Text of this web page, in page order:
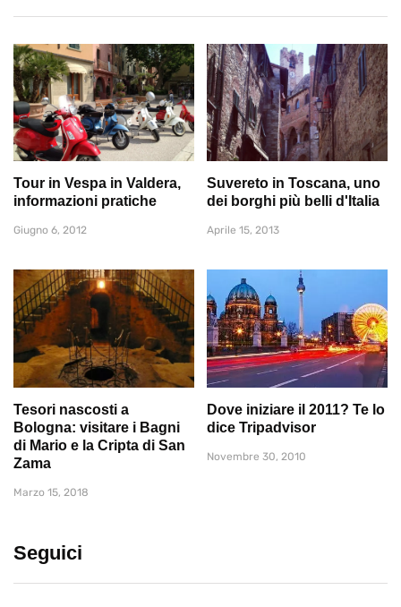
Tour in Vespa in Valdera,
informazioni pratiche
Giugno 6, 2012
Suvereto in Toscana, uno
dei borghi più belli d'Italia
Aprile 15, 2013
Tesori nascosti a
Bologna: visitare i Bagni
di Mario e la Cripta di San
Zama
Marzo 15, 2018
Dove iniziare il 2011? Te lo
dice Tripadvisor
Novembre 30, 2010
Seguici